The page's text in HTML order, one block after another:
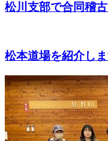
松川支部で合同稽古
松本道場を紹介し